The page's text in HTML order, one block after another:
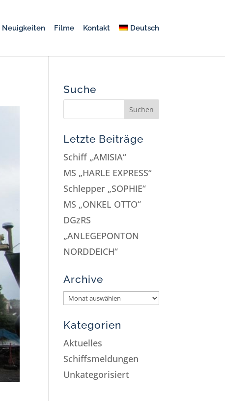
Neuigkeiten Filme Kontakt Deutsch
Suche
Letzte Beiträge
Schiff „AMISIA“
MS „HARLE EXPRESS“
Schlepper „SOPHIE“
MS „ONKEL OTTO“
DGzRS
„ANLEGEPONTON
NORDDEICH“
Archive
Kategorien
Aktuelles
Schiffsmeldungen
Unkategorisiert